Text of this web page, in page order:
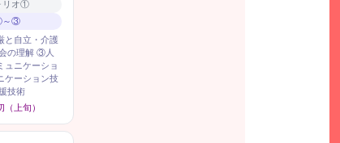
リオ①
～③
と自立・介護
の理解 ③人
ュニケーショ
ケーション技
技術
上旬）